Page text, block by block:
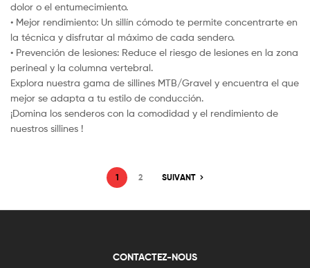
dolor o el entumecimiento.
• Mejor rendimiento: Un sillín cómodo te permite concentrarte en
la técnica y disfrutar al máximo de cada sendero.
• Prevención de lesiones: Reduce el riesgo de lesiones en la zona
perineal y la columna vertebral.
Explora nuestra gama de sillines MTB/Gravel y encuentra el que
mejor se adapta a tu estilo de conducción.
¡Domina los senderos con la comodidad y el rendimiento de
nuestros sillines !
1 2 SUIVANT
CONTACTEZ-NOUS